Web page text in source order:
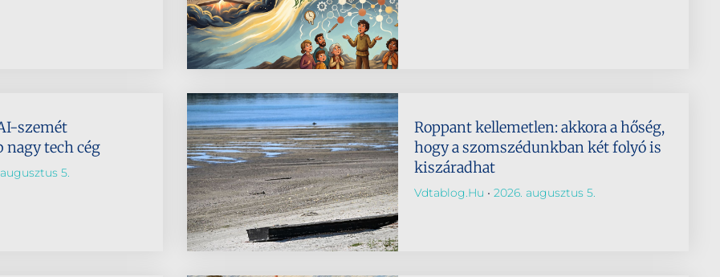
szemét
nagy tech cég
5.
Roppant kellemetlen: akkora a hőség,
hogy a szomszédunkban két folyó is
kiszáradhat
Vdtablog.hu 2026. augusztus 5.